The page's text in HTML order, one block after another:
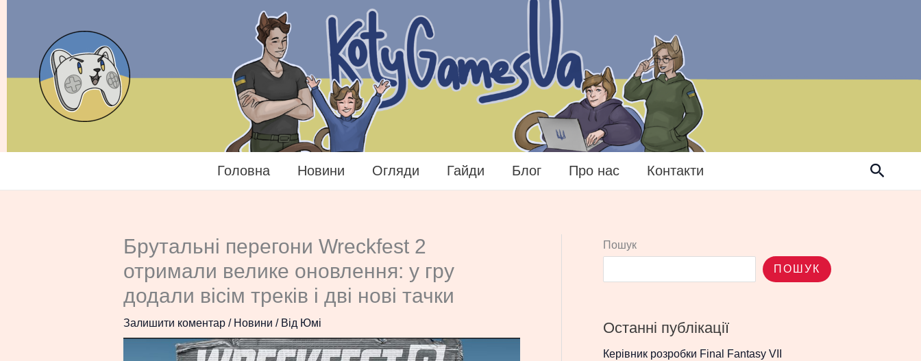
Головна Новини Огляди Гайди Блог Про нас Контакти Пошук
Брутальні перегони Wreckfest 2
отримали велике оновлення: у гру
додали вісім треків і дві нові тачки
Залишити коментар / Новини / Від Юмі
Пошук
ПОШУК
Останні публікації
Керівник розробки Final Fantasy VII